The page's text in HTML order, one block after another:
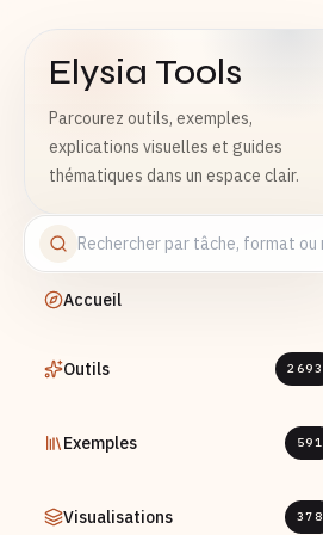
Elysia Tools
Parcourez outils, exemples,
explications visuelles et guides
thématiques dans un espace clair.
Accueil
Outils 2693
Exemples 591
Visualisations 378